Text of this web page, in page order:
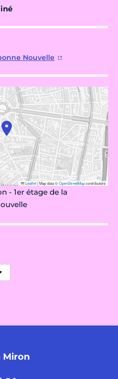
Nouvelle
Leaflet|Map data ©OpenStreetMapcontributors
- 1er étage de la
Miron